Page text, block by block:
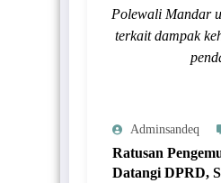
Polewali Mandar
terkait dampak
Adminsandeq
Ratusan
Datangi DPRD,